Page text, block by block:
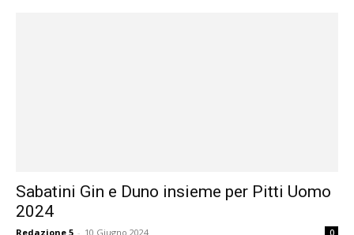
Sabatini Gin e Duno insieme per Pitti Uomo
2024
Redazione 5 - 10 Giugno 2024 0